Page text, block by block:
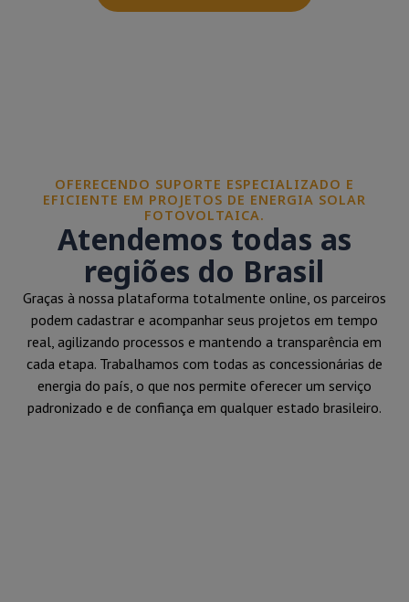
OFERECENDO SUPORTE ESPECIALIZADO E
EFICIENTE EM PROJETOS DE ENERGIA SOLAR
FOTOVOLTAICA.
Atendemos todas as
regiões do Brasil
Graças à nossa plataforma totalmente online, os parceiros
podem cadastrar e acompanhar seus projetos em tempo
real, agilizando processos e mantendo a transparência em
cada etapa. Trabalhamos com todas as concessionárias de
energia do país, o que nos permite oferecer um serviço
padronizado e de confiança em qualquer estado brasileiro.